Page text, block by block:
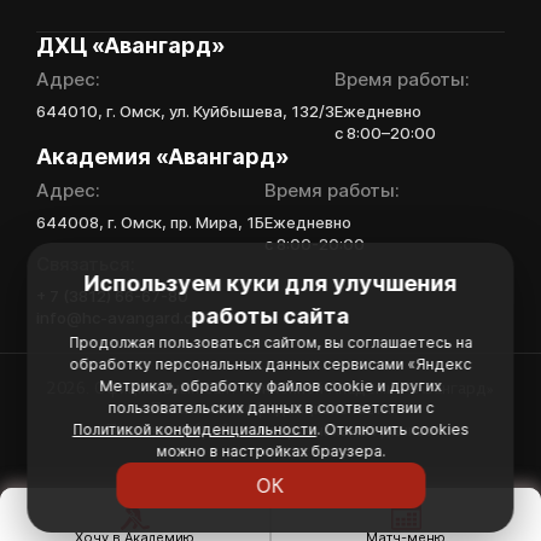
Используем куки для улучшения
работы сайта
Продолжая пользоваться сайтом, вы соглашаетесь на
обработку персональных данных сервисами «Яндекс
Метрика», обработку файлов cookie и других
пользовательских данных в соответствии с
Политикой конфиденциальности. Отключить cookies
можно в настройках браузера.
ОК
Хочу в Академию Матч-меню
В случае положительного
представителем игрока
свяжутся по указанному
в заявке номеру!
ДХЦ «Авангард»
Адрес:
644010, г. Омск, ул. Куйбышева, 132/3
Время работы:
Ежедневно
с 8:00–20:00
Академия «Авангард»
Адрес:
644008, г. Омск, пр. Мира, 1Б
Время работы:
Ежедневно
с 8:00-20:00
+ 7 (3812) 66-67-80
info@hc-avangard.com
2026. Официальный сайт Хоккейной Академии «Авангард»
Политика конфиденциальности
Политика обработки персональных данных